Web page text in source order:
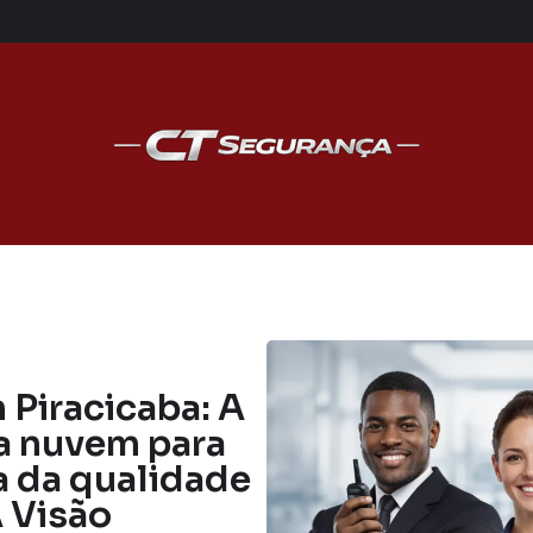
A
nuvem para
da qualidade
Visão